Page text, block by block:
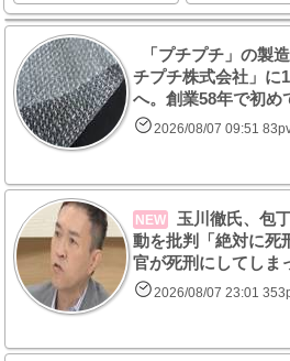
「プチプチ」の製
チプチ株式会社」に
へ。創業58年で初め
2026/08/07 09:51
NEW
玉川徹氏、包
動を批判「絶対に死
官が死刑にしてしま
2026/08/07 23:01